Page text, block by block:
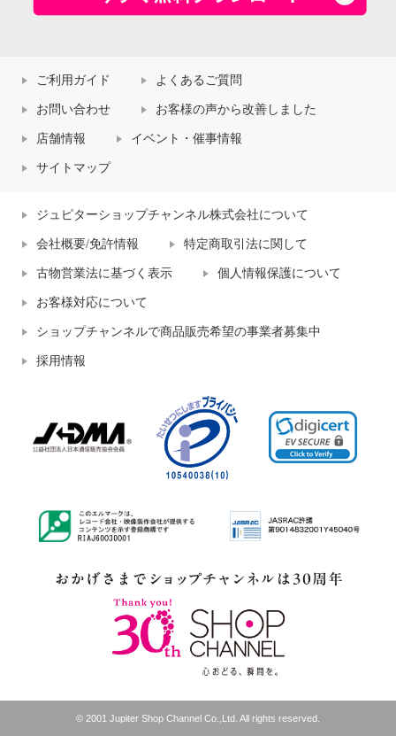
ご利用ガイド よくあるご質問
お問い合わせ お客様の声から改善しました
店舗情報 イベント・催事情報
サイトマップ
ジュピターショップチャンネル株式会社について
会社概要/免許情報 特定商取引法に関して
古物営業法に基づく表示 個人情報保護について
お客様対応について
ショップチャンネルで商品販売希望の事業者募集中
採用情報
© 2001 Jupiter Shop Channel Co.,Ltd. All rights reserved.